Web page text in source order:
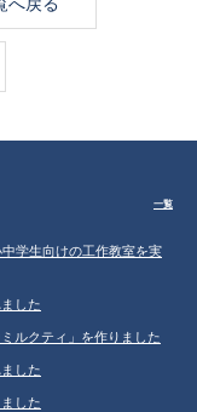
へ戻る
一覧
学生向けの工作教室を実
した
ルクティ」を作りました
した
した